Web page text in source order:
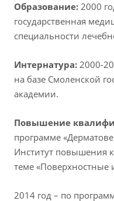
Образование: 2000
государственная
специальности
Интернатура: 2000-
на базе Смоленской
академии.
Повышение
программе
Институт повышения
теме «Поверхностные
2014 год – по